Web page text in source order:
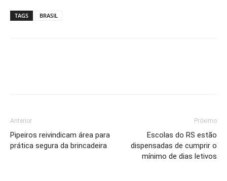
TAGS BRASIL
Anterior
Pipeiros reivindicam área para
prática segura da brincadeira
Próximo
Escolas do RS estão
dispensadas de cumprir o
mínimo de dias letivos